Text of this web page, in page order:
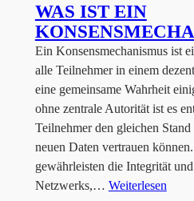
WAS IST EIN
Ein Konsensmechanismus ist
alle Teilnehmer in einem
eine gemeinsame Wahrheit
ohne zentrale Autorität ist es
Teilnehmer den gleichen
neuen Daten vertrauen
gewährleisten die Integrität
Netzwerks,… Weiterlesen